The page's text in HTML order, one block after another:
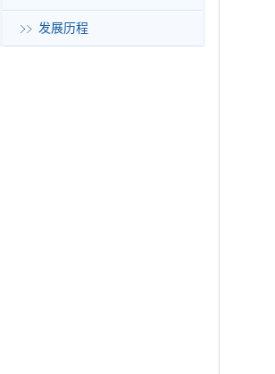
发展历程